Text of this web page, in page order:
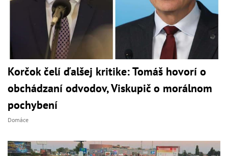
Korčok čelí ďalšej kritike: Tomáš hovorí o
obchádzaní odvodov, Viskupič o morálnom
pochybení
Domáce